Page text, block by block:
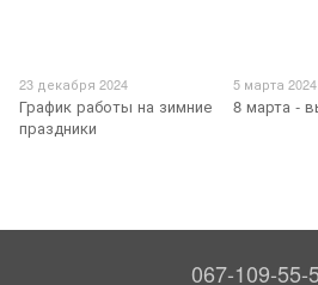
23 декабря 2024
График работы на зимние
праздники
5 марта 2024
8 марта -
067-109-55-